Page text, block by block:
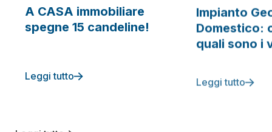
A CASA immobiliare
spegne 15 candeline!
Leggi tutto
Impianto
Domestico:
quali sono i
Leggi tutto